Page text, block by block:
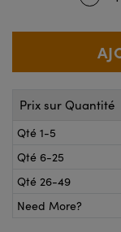
de Poche ou à
: Caméras
Optiques Lightpath
Prix sur Quantité
Qté 1-5
Qté 6-25
Qté 26-49
Need More?